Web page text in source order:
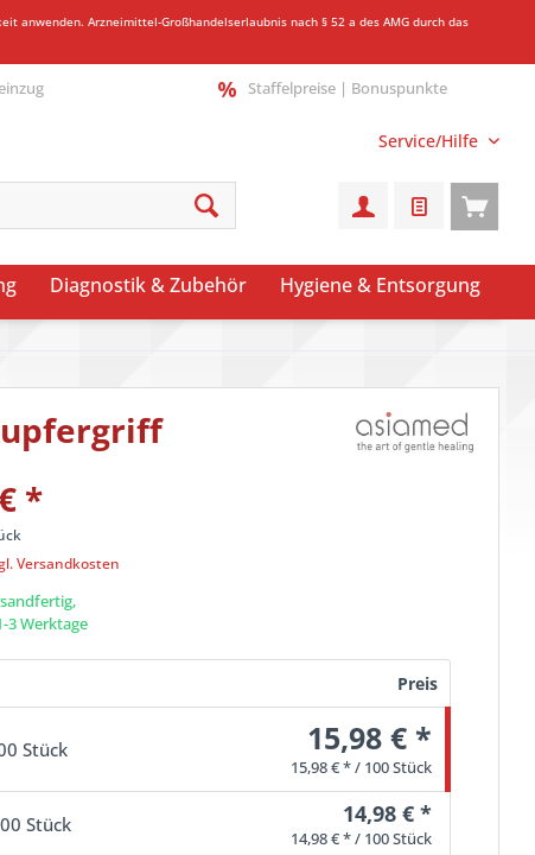
anwenden. Arzneimittel-Großhandelserlaubnis nach § 52 a des AMG durch das
Staffelpreise | Bonuspunkte
Service/Hilfe
Diagnostik & Zubehör Hygiene & Entsorgung
*
Versandkosten
3 Werktage
Preis
Stück 15,98 € *
15,98 € * / 100 Stück
Stück 14,98 € *
14,98 € * / 100 Stück